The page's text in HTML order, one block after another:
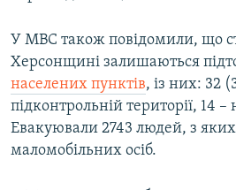
e
У МВС також повідомили, що
Херсонщині залишаються
населених пунктів, із них: 32
підконтрольній території, 14 –
Евакуювали 2743 людей, з яких
маломобільних осіб.